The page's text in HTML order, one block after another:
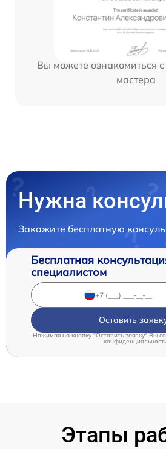
Вы можете ознакомиться
мастера
Нужна
Закажите бесплатную
Бесплатная
специалистом
Оставить
Нажимая на кнопку "Оставить заявку" Вы
Этапы